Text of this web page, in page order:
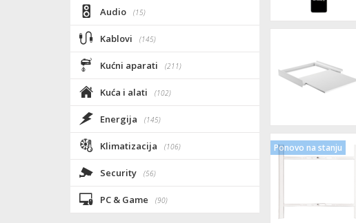
Audio (15)
Kablovi (145)
Kućni aparati (211)
Kuća i alati (102)
Energija (145)
Klimatizacija (106)
Security (56)
PC & Game (90)
Ponovo na stanju